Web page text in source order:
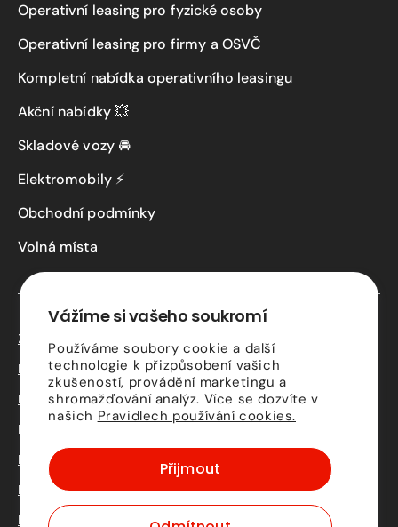
Vážíme si vašeho soukromí
Používáme soubory cookie a další
technologie k přizpůsobení vašich
zkušeností, provádění marketingu a
shromažďování analýz. Více se dozvíte v
našich Pravidlech používání cookies.
Přijmout
Operativní leasing pro fyzické osoby
Operativní leasing pro firmy a OSVČ
Kompletní nabídka operativního leasingu
Akční nabídky 💥
Skladové vozy 🚘
Elektromobily ⚡
Obchodní podmínky
Volná místa
Zásady ochrany osobních údajů
Kontaktní údaje
Podmínky služby Driveto
Podmínky předání vozidla
Právní upozornění
Podmínky ukončení smlouvy
Předvolby pro soubory cookie